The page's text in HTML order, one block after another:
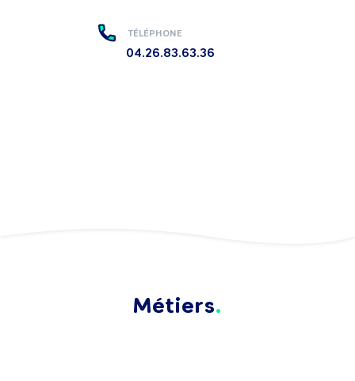
TÉLÉPHONE
04.26.83.63.36
Métiers